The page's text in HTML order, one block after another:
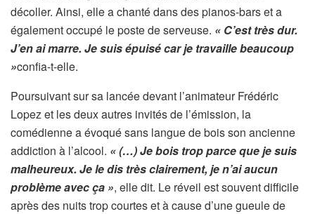
décoller. Ainsi, elle a chanté dans des pianos-bars et a
également occupé le poste de serveuse. « C’est très dur.
J’en ai marre. Je suis épuisé car je travaille beaucoup
»confia-t-elle.
Poursuivant sur sa lancée devant l’animateur Frédéric
Lopez et les deux autres invités de l’émission, la
comédienne a évoqué sans langue de bois son ancienne
addiction à l’alcool. « (…) Je bois trop parce que je suis
malheureux. Je le dis très clairement, je n’ai aucun
problème avec ça », elle dit. Le réveil est souvent difficile
après des nuits trop courtes et à cause d’une gueule de